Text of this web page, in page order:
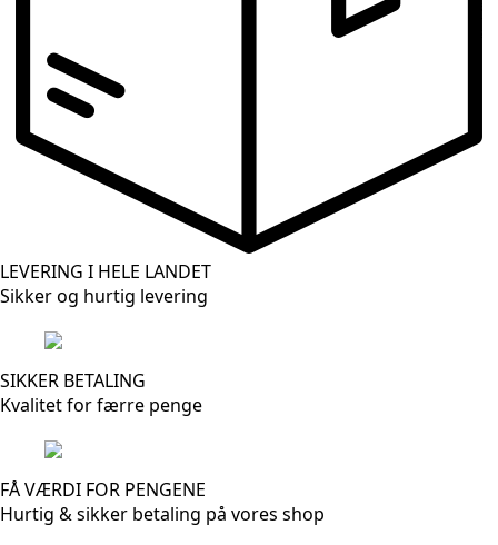
LEVERING I HELE LANDET
Sikker og hurtig levering
SIKKER BETALING
Kvalitet for færre penge
FÅ VÆRDI FOR PENGENE
Hurtig & sikker betaling på vores shop